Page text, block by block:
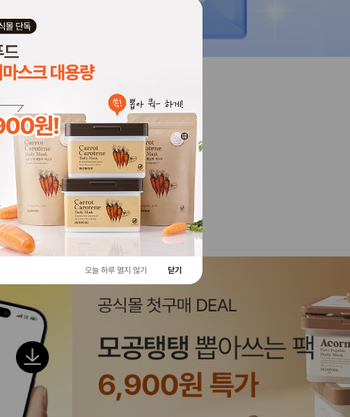
EVENT
오늘 하루 열지 않기 닫기